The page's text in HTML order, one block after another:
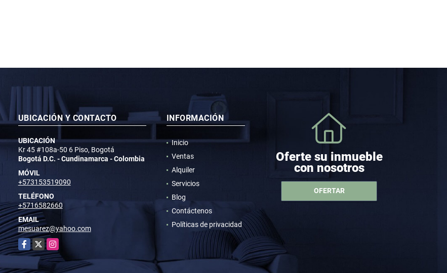
UBICACIÓN Y CONTACTO
UBICACIÓN
Kr 45 #108a-50 6 Piso, Bogotá
Bogotá D.C. - Cundinamarca - Colombia
MÓVIL
+573153519090
TELÉFONO
+5716582660
EMAIL
mesuarez@yahoo.com
Facebook
X Instagram
INFORMACIÓN
Inicio
Ventas
Alquiler
Servicios
Blog
Contáctenos
Políticas de privacidad
Oferte su inmueble
con nosotros
OFERTAR